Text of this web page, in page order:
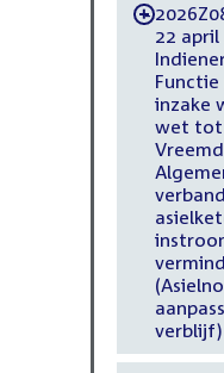
-
22 april
Functie
inzake
wet tot
verblijf)